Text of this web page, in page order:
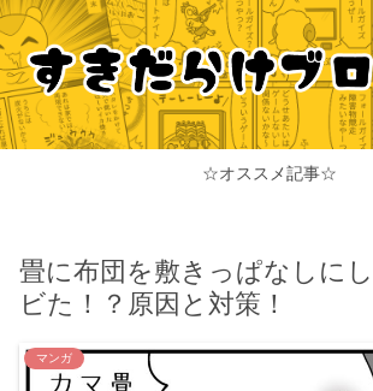
☆オススメ記事☆
畳に布団を敷きっぱなしに
ビた！？原因と対策！
マンガ